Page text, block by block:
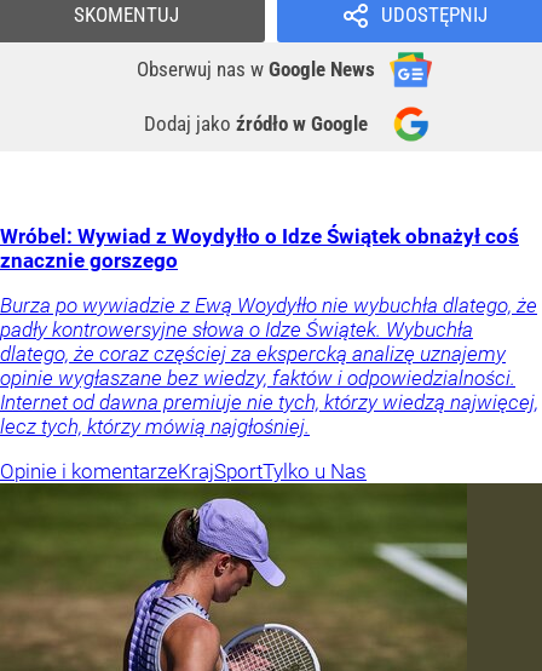
UDOSTĘPNIJ
Obserwuj nas w Google News
Dodaj jako źródło w Google
SKOMENTUJ
Wróbel: Wywiad z Woydyłło o Idze Świątek obnażył coś
znacznie gorszego
Burza po wywiadzie z Ewą Woydyłło nie wybuchła dlatego, że
padły kontrowersyjne słowa o Idze Świątek. Wybuchła
dlatego, że coraz częściej za ekspercką analizę uznajemy
opinie wygłaszane bez wiedzy, faktów i odpowiedzialności.
Internet od dawna premiuje nie tych, którzy wiedzą najwięcej,
lecz tych, którzy mówią najgłośniej.
Opinie i komentarzeKrajSportTylko u Nas